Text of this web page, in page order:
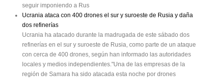
seguir imponiendo a Rus
Ucrania ataca con 400 drones el sur y suroeste de Rusia y daña
dos refinerías
Ucrania ha atacado durante la madrugada de este sábado dos
refinerías en el sur y suroeste de Rusia, como parte de un ataque
con cerca de 400 drones, según han informado las autoridades
locales y medios independientes."Una de las empresas de la
región de Samara ha sido atacada esta noche por drones